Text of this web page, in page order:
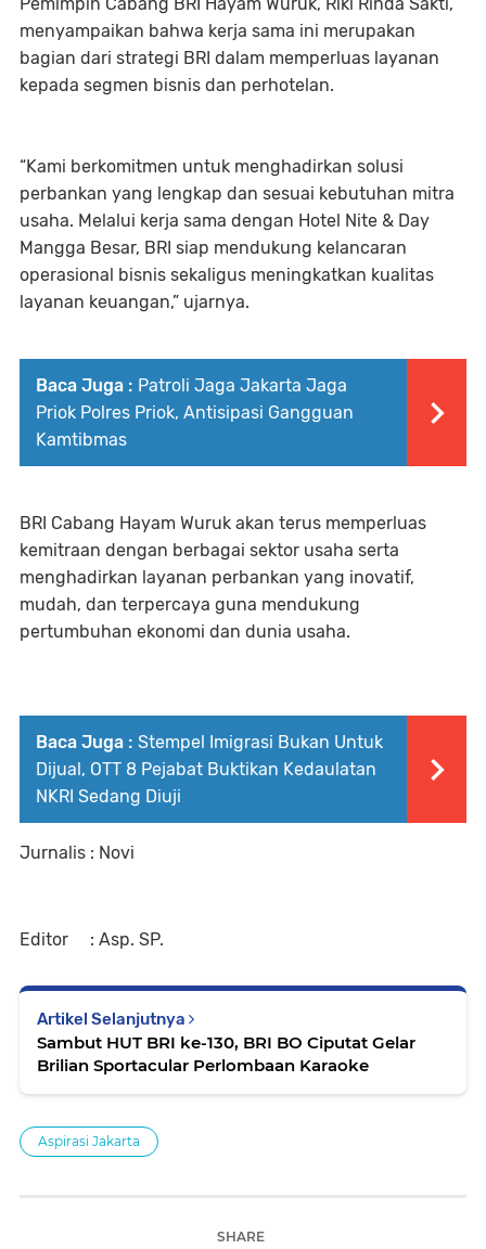
menyampaikan bahwa kerja sama ini merupakan
bagian dari strategi BRI dalam memperluas layanan
kepada segmen bisnis dan perhotelan.
“Kami berkomitmen untuk menghadirkan solusi
perbankan yang lengkap dan sesuai kebutuhan mitra
usaha. Melalui kerja sama dengan Hotel Nite & Day
Mangga Besar, BRI siap mendukung kelancaran
operasional bisnis sekaligus meningkatkan kualitas
layanan keuangan,” ujarnya.
Baca Juga : Patroli Jaga Jakarta Jaga
Priok Polres Priok, Antisipasi Gangguan
Kamtibmas
BRI Cabang Hayam Wuruk akan terus memperluas
kemitraan dengan berbagai sektor usaha serta
menghadirkan layanan perbankan yang inovatif,
mudah, dan terpercaya guna mendukung
pertumbuhan ekonomi dan dunia usaha.
Baca Juga : Stempel Imigrasi Bukan Untuk
Dijual, OTT 8 Pejabat Buktikan Kedaulatan
NKRI Sedang Diuji
Jurnalis : Novi
Editor : Asp. SP.
Artikel Selanjutnya
Sambut HUT BRI ke-130, BRI BO Ciputat Gelar
Brilian Sportacular Perlombaan Karaoke
Aspirasi Jakarta
SHARE